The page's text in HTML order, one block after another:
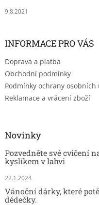
9.8.2021
INFORMACE PRO VÁS
Doprava a platba
Obchodní podmínky
Podmínky ochrany osobních
Reklamace a vrácení zboží
Novinky
Pozvedněte své cvičení
kyslíkem v lahvi
22.1.2024
Vánoční dárky, které
dědečky.